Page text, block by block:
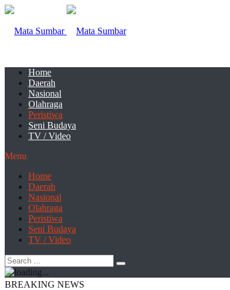
Home
Daerah
Nasional
Olahraga
Peristiwa
Seni Budaya
TV / Video
Menu
Home
Daerah
Nasional
Olahraga
Peristiwa
Seni Budaya
TV / Video
BREAKING NEWS